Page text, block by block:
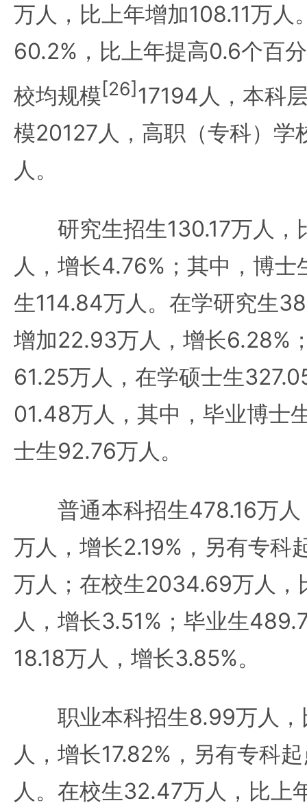
万人，比上年增加108.11万人
60.2%，比上年提高0.6个百
校均规模[26] 17194人，本科
模20127人，高职（专科）学
人。
研究生招生130.17万人，
人，增长4.76%；其中，博
生114.84万人。在学研究生
增加22.93万人，增长6.28%
61.25万人，在学硕士生
01.48万人，其中，毕业博士
士生92.76万人。
普通本科招生478.16万人
万人，增长2.19%，另有专科
万人；在校生2034.69万人，
人，增长3.51%；毕业生
18.18万人，增长3.85%。
职业本科招生8.99万人，
人，增长17.82%，另有专科
人。在校生32.47万人，比上